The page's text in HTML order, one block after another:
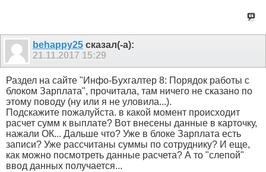
behappy25 сказал(-а):
21.11.2017 15:29
Раздел на сайте "Инфо-Бухгалтер 8: Порядок работы с
блоком Зарплата", прочитала, там ничего не сказано по
этому поводу (ну или я не уловила...).
Подскажите пожалуйста. в какой момент происходит
расчет сумм к выплате? Вот внесены данные в карточку,
нажали ОК... Дальше что? Уже в блоке Зарплата есть
записи? Уже рассчитаны суммы по сотруднику? И еще,
как можно посмотреть данные расчета? А то "слепой"
ввод данных получается...